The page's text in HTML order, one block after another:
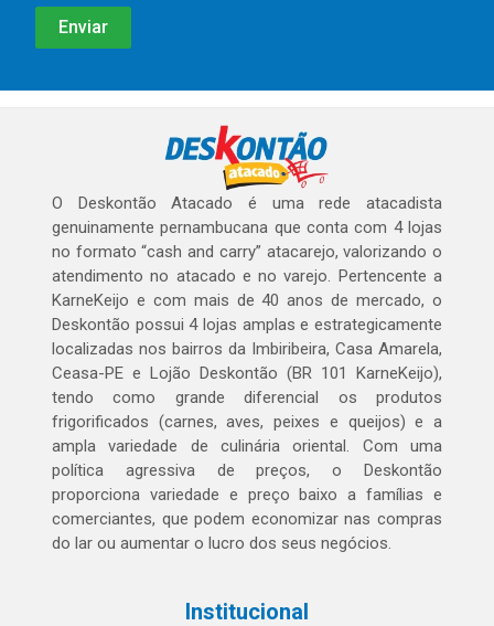
O Deskontão Atacado é uma rede atacadista
genuinamente pernambucana que conta com 4 lojas
no formato “cash and carry” atacarejo, valorizando o
atendimento no atacado e no varejo. Pertencente a
KarneKeijo e com mais de 40 anos de mercado, o
Deskontão possui 4 lojas amplas e estrategicamente
localizadas nos bairros da Imbiribeira, Casa Amarela,
Ceasa-PE e Lojão Deskontão (BR 101 KarneKeijo),
tendo como grande diferencial os produtos
frigorificados (carnes, aves, peixes e queijos) e a
ampla variedade de culinária oriental. Com uma
política agressiva de preços, o Deskontão
proporciona variedade e preço baixo a famílias e
comerciantes, que podem economizar nas compras
do lar ou aumentar o lucro dos seus negócios.
Institucional